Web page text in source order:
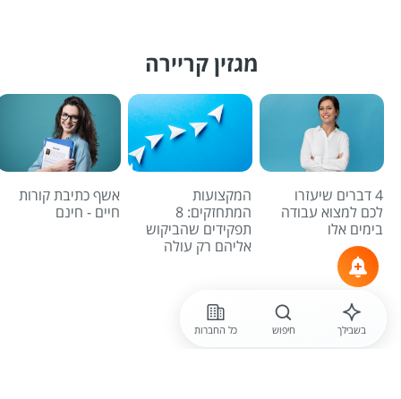
מגזין קריירה
4 דברים שיעזרו
לכם למצוא עבודה
בימים אלו
המקצועות
המתחזקים: 8
תפקידים שהביקוש
אליהם רק עולה
אשף כתיבת קורות
חיים - חינם
לכל הכתבות
בשבילך חיפוש כל החברות